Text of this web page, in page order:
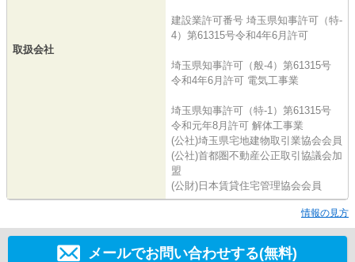
取扱会社
建設業許可番号 埼玉県知事許可（特-
4）第61315号令和4年6月許可
埼玉県知事許可（般-4）第61315号
令和4年6月許可 電気工事業
埼玉県知事許可（特-1）第61315号
令和元年8月許可 解体工事業
(公社)埼玉県宅地建物取引業協会会員
(公社)首都圏不動産公正取引協議会加
盟
(公財)日本賃貸住宅管理協会会員
情報の見方
メールでお問い合わせする(無料)